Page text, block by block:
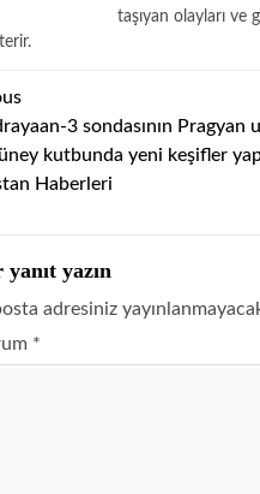
taşıyan olayları ve
3 sondasının Pragyan
kutbunda yeni keşifler
Haberleri
yazın
adresiniz
*